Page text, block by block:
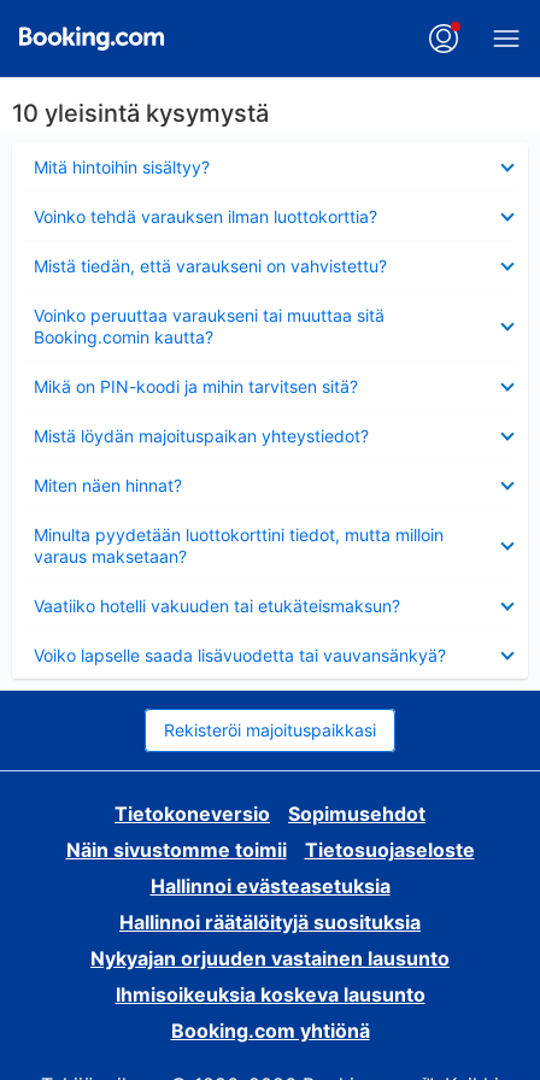
10 yleisintä kysymystä
Mitä hintoihin sisältyy?
Voinko tehdä varauksen ilman luottokorttia?
Mistä tiedän, että varaukseni on vahvistettu?
Voinko peruuttaa varaukseni tai muuttaa sitä
Booking.comin kautta?
Mikä on PIN-koodi ja mihin tarvitsen sitä?
Mistä löydän majoituspaikan yhteystiedot?
Miten näen hinnat?
Minulta pyydetään luottokorttini tiedot, mutta milloin
varaus maksetaan?
Vaatiiko hotelli vakuuden tai etukäteismaksun?
Voiko lapselle saada lisävuodetta tai vauvansänkyä?
Rekisteröi majoituspaikkasi
Tietokoneversio
Sopimusehdot
Näin sivustomme toimii
Tietosuojaseloste
Hallinnoi evästeasetuksia
Hallinnoi räätälöityjä suosituksia
Nykyajan orjuuden vastainen lausunto
Ihmisoikeuksia koskeva lausunto
Booking.com yhtiönä